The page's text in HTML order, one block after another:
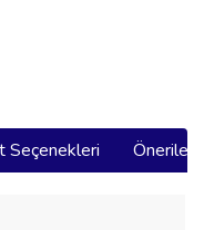
Seçenekleri